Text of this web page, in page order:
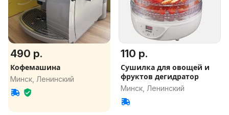
490 р.
Кофемашина
Минск, Ленинский
110 р.
Сушилка для овощей и
фруктов дегидратор
Минск, Ленинский